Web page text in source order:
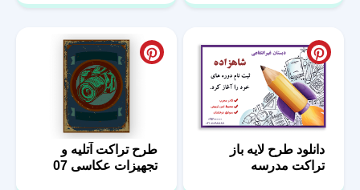
دانلود طرح لایه باز
تراکت مدرسه
طرح تراکت آتلیه و
تجهیزات عکاسی 07